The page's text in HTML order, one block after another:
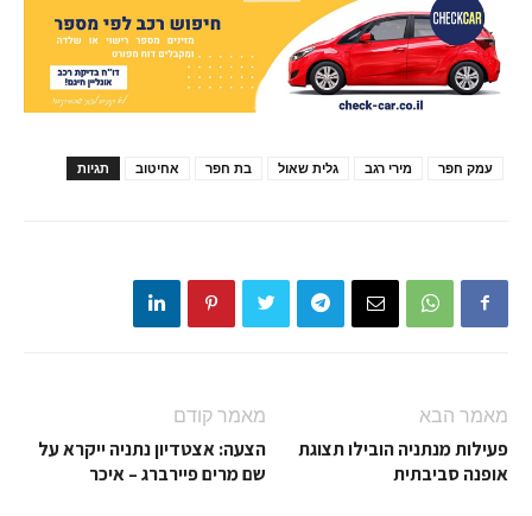
תגיות אחיטוב בת חפר גלית שאול מירי רגב עמק חפר
מאמר קודם
הצעה: אצטדיון נתניה ייקרא על
שם מרים פיירברג – איכר
מאמר הבא
פעילות מנתניה הובילו תצוגת
אופנה סביבתית